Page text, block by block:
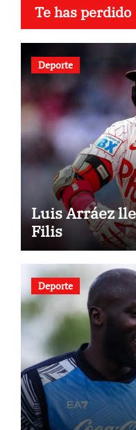
Te has perdido
Deporte
Luis Arráez
Filis
Deporte